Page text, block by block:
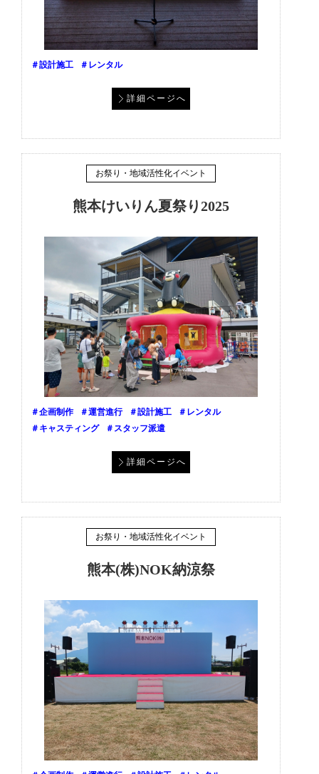
＃設計施工 ＃レンタル
詳細ページへ
お祭り・地域活性化イベント
熊本けいりん夏祭り2025
＃企画制作 ＃運営進行 ＃設計施工
＃レンタル
＃キャスティング
＃スタッフ派遣
詳細ページへ
お祭り・地域活性化イベント
熊本(株)NOK納涼祭